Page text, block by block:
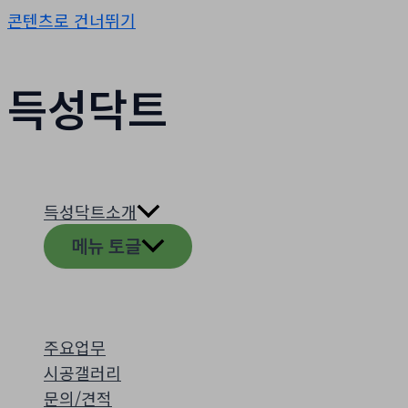
콘텐츠로 건너뛰기
득성닥트
득성닥트소개
메뉴 토글
주요업무
시공갤러리
문의/견적